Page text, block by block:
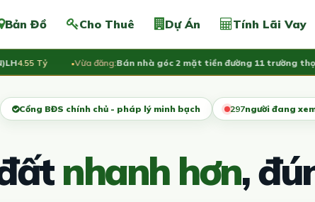
Bản Đồ Cho Thuê Dự Án Tính Lãi Vay
Tỷ Vừa đăng: Bán nhà góc 2 mặt tiền đường 11 trường thọ thủ
Cổng BĐS chính chủ - pháp lý minh bạch 297người đang
nhanh hơn,